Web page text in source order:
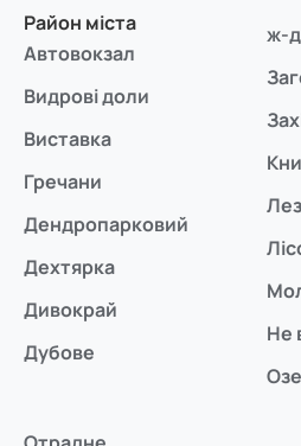
Район міста
Автовокзал
Видрові доли
Виставка
Гречани
Дендропарковий
Дехтярка
Дивокрай
Дубове
ж-д
Не